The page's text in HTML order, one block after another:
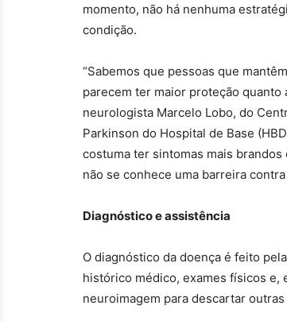
momento, não há nenhuma
condição.
“Sabemos que pessoas que
parecem ter maior proteção quanto
neurologista Marcelo Lobo, do
Parkinson do Hospital de Base
costuma ter sintomas mais
não se conhece uma barreira contra
Diagnóstico e assistência
O diagnóstico da doença é feito
histórico médico, exames físicos e,
neuroimagem para descartar